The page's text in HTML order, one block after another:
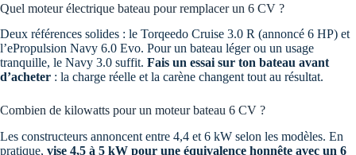
Quel moteur électrique bateau pour remplacer un 6 CV ?
Deux références solides : le Torqeedo Cruise 3.0 R (annoncé 6 HP) et
l’ePropulsion Navy 6.0 Evo. Pour un bateau léger ou un usage
tranquille, le Navy 3.0 suffit. Fais un essai sur ton bateau avant
d’acheter : la charge réelle et la carène changent tout au résultat.
Combien de kilowatts pour un moteur bateau 6 CV ?
Les constructeurs annoncent entre 4,4 et 6 kW selon les modèles. En
pratique, vise 4,5 à 5 kW pour une équivalence honnête avec un 6